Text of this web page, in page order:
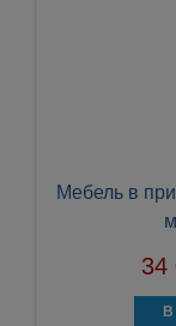
Мебель в
34